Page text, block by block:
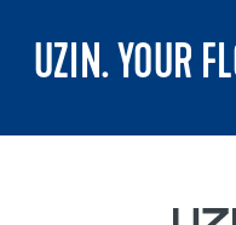
UZIN. YOUR